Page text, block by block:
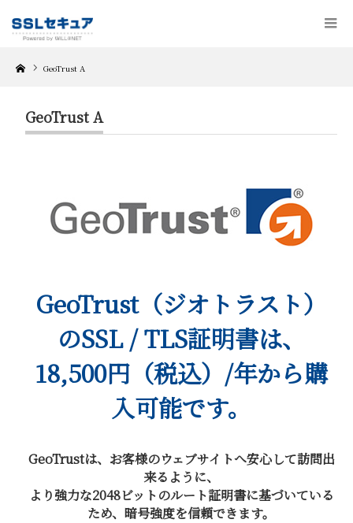
Home GeoTrust A
GeoTrust A
GeoTrust（ジオトラスト）
のSSL / TLS証明書は、
18,500円（税込）/年から購
入可能です。
GeoTrustは、お客様のウェブサイトへ安心して訪問出
来るように、
より強力な2048ビットのルート証明書に基づいている
ため、暗号強度を信頼できます。